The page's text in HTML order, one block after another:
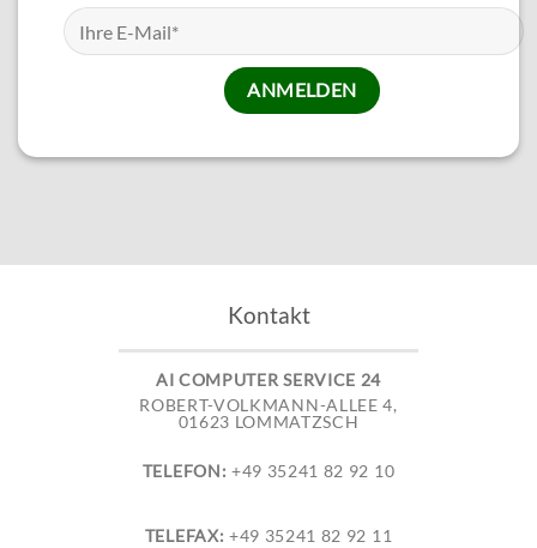
Kontakt
AI COMPUTER SERVICE 24
ROBERT-VOLKMANN-ALLEE 4,
01623 LOMMATZSCH
TELEFON: +49 35241 82 92 10
TELEFAX: +49 35241 82 92 11